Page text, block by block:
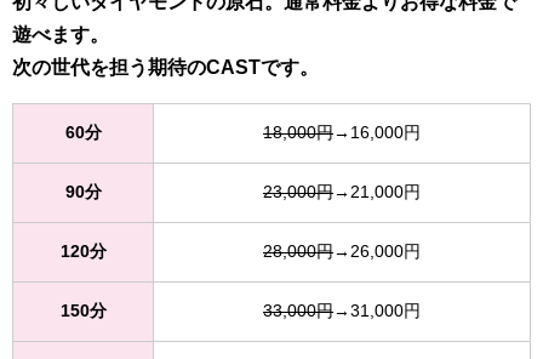
遊べます。
次の世代を担う期待のCASTです。
60分 18,000円→16,000円
90分 23,000円→21,000円
120分 28,000円→26,000円
150分 33,000円→31,000円